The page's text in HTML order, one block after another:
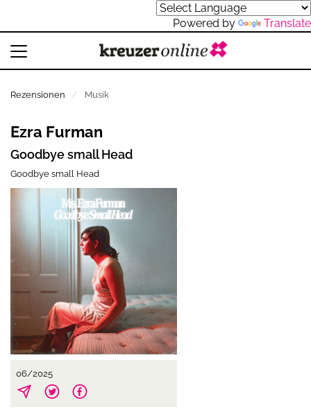
Powered by Translate
Rezensionen Musik
06/2025
Ezra Furman
Goodbye small Head
Goodbye small Head